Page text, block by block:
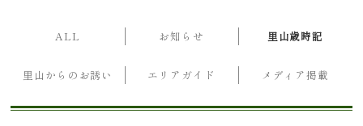
ALL お知らせ 里山歳時記
里山からのお誘い エリアガイド メディア掲載